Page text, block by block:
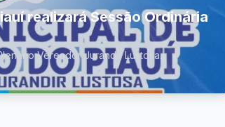
realizará Sessão Ordinária
Vereador Jurandir Lustosa.